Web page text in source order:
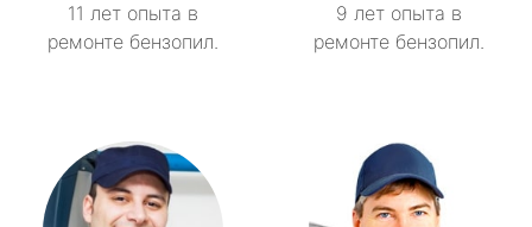
11 лет опыта в
ремонте бензопил.
9 лет опыта в
ремонте бензопил.